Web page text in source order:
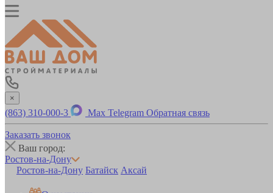
×
(863) 310-000-3 Max Telegram Обратная связь
Заказать звонок
Ваш город:
Ростов-на-Дону
Ростов-на-Дону Батайск Аксай